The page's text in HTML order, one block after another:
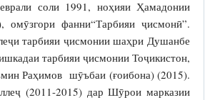
соли 1991, ноҳияи Ҳамадонии
омӯзгори фанни“Тарбияи ҷисмонӣ”.
тарбияи ҷисмонии шаҳри Душанбе
тарбияи ҷисмонии Тоҷикистон,
Раҳимов шӯъбаи (ғоибона) (2015).
(2011-2015) дар Шӯрои марказии